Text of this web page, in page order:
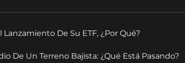
Lanzamiento De Su ETF, ¿Por Qué?
De Un Terreno Bajista: ¿Qué Está Pasando?